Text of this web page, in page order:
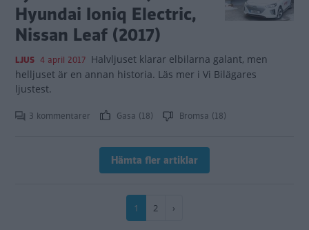
Hyundai Ioniq Electric,
Nissan Leaf (2017)
LJUS 4 april 2017 Halvljuset klarar elbilarna galant, men
helljuset är en annan historia. Läs mer i Vi Bilägares
ljustest.
3 kommentarer Gasa (18) Bromsa (18)
Hämta fler artiklar
Nuvarande
1 Sida
2
Nästa
›